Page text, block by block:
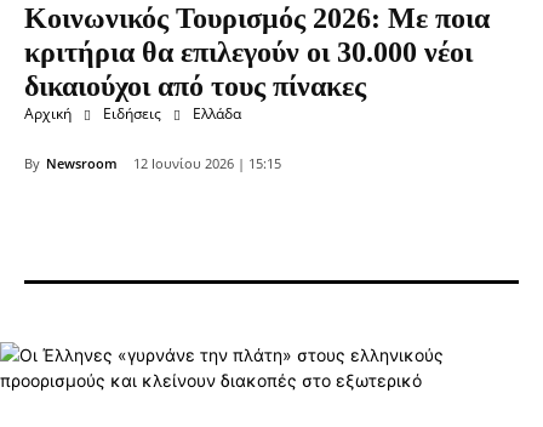
Κοινωνικός Τουρισμός 2026: Με ποια
κριτήρια θα επιλεγούν οι 30.000 νέοι
δικαιούχοι από τους πίνακες
Αρχική Ειδήσεις Ελλάδα
By Newsroom 12 Ιουνίου 2026 | 15:15